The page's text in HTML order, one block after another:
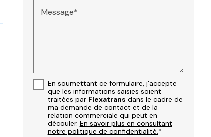
Message*
En soumettant ce formulaire, j'accepte
que les informations saisies soient
traitées par Flexatrans dans le cadre de
ma demande de contact et de la
relation commerciale qui peut en
découler. En savoir plus en consultant
notre politique de confidentialité.*